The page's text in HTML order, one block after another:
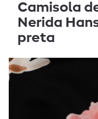
Camisola
Nerida
preta